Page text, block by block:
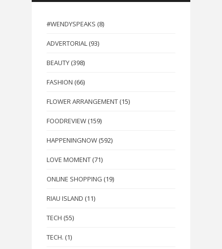
#WENDYSPEAKS (8)
ADVERTORIAL (93)
BEAUTY (398)
FASHION (66)
FLOWER ARRANGEMENT (15)
FOODREVIEW (159)
HAPPENINGNOW (592)
LOVE MOMENT (71)
ONLINE SHOPPING (19)
RIAU ISLAND (11)
TECH (55)
TECH. (1)